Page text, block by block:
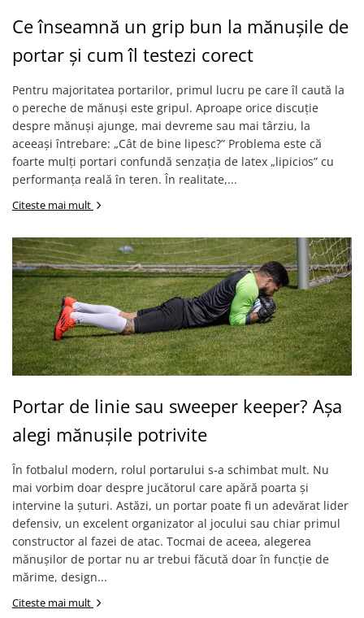
Ce înseamnă un grip bun la mănușile de
portar și cum îl testezi corect
Pentru majoritatea portarilor, primul lucru pe care îl caută la
o pereche de mănuși este gripul. Aproape orice discuție
despre mănuși ajunge, mai devreme sau mai târziu, la
aceeași întrebare: „Cât de bine lipesc?” Problema este că
foarte mulți portari confundă senzația de latex „lipicios” cu
performanța reală în teren. În realitate,...
Citeste mai mult
Portar de linie sau sweeper keeper? Așa
alegi mănușile potrivite
În fotbalul modern, rolul portarului s-a schimbat mult. Nu
mai vorbim doar despre jucătorul care apără poarta și
intervine la șuturi. Astăzi, un portar poate fi un adevărat lider
defensiv, un excelent organizator al jocului sau chiar primul
constructor al fazei de atac. Tocmai de aceea, alegerea
mănușilor de portar nu ar trebui făcută doar în funcție de
mărime, design...
Citeste mai mult